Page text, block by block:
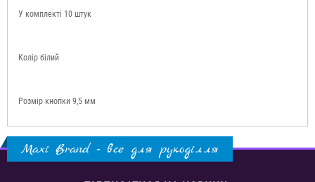
У комплекті 10 штук
Колір білий
Розмір кнопки 9,5 мм
Maxi Brand - все для рукоділля